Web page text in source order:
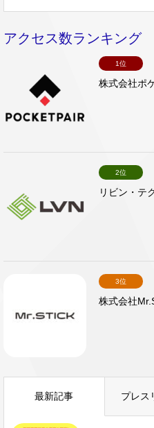
アクセス数ランキング
1位
株式会社ポ
2位
リビン・テ
3位
株式会社
最新記事 プレス